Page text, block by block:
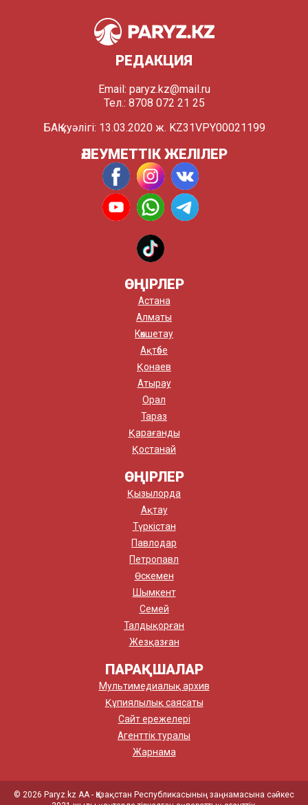
РЕДАКЦИЯ
Email: paryz.kz@mail.ru
Тел.: 8708 072 21 25
БАҚ куәлігі: 13.03.2020 ж. KZ31VPY00021199
ӘЛЕУМЕТТІК ЖЕЛІЛЕР
ӨҢІРЛЕР
Астана
Алматы
Көкшетау
Ақтөбе
Қонаев
Атырау
Орал
Тараз
Қарағанды
Қостанай
ӨҢІРЛЕР
Қызылорда
Ақтау
Түркістан
Павлодар
Петропавл
Өскемен
Шымкент
Семей
Талдықорған
Жезқазған
ПАРАҚШАЛАР
Мультимедиалық архив
Құпиялылық саясаты
Сайт ережелері
Агенттік туралы
Жарнама
© 2026 Paryz.kz АА - Қазақстан Республикасының заңнамасына сәйкес